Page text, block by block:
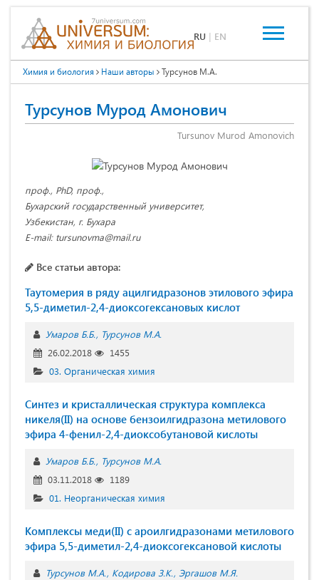
RU | EN
Химия и биология Наши авторы Турсунов М.А.
Турсунов Мурод Амонович
Tursunov Murod Amonovich
проф., PhD, проф.,
Бухарский государственный университет,
Узбекистан, г. Бухара
E-mail: tursunovma@mail.ru
Все статьи автора:
Таутомерия в ряду ацилгидразонов этилового эфира
5,5-диметил-2,4-диоксогексановых кислот
Умаров Б.Б.
Турсунов М.А.
26.02.2018
1455
03. Органическая химия
Синтез и кристаллическая структура комплекса
никеля(II) на основе бензоилгидразона метилового
эфира 4-фенил-2,4-диоксобутановой кислоты
Умаров Б.Б.
Турсунов М.А.
03.11.2018
1189
01. Неорганическая химия
Комплексы меди(II) с ароилгидразонами метилового
эфира 5,5-диметил-2,4-диоксогексановой кислоты
Турсунов М.А. Кодирова З.К. Эргашов М.Я.